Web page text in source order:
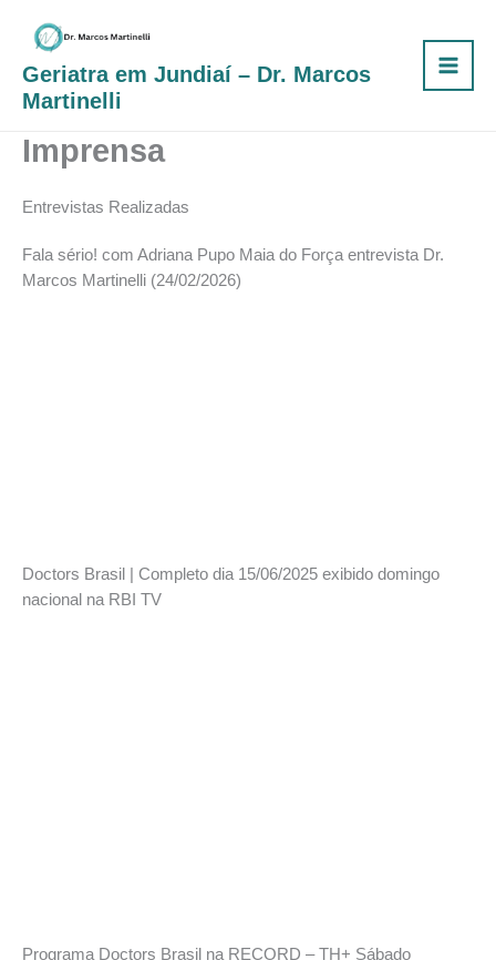
conteúdo
Geriatra em Jundiaí – Dr. Marcos
Martinelli
Imprensa
Entrevistas Realizadas
Fala sério! com Adriana Pupo Maia do Força entrevista Dr.
Marcos Martinelli (24/02/2026)
Doctors Brasil | Completo dia 15/06/2025 exibido domingo
nacional na RBI TV
Programa Doctors Brasil na RECORD – TH+ Sábado